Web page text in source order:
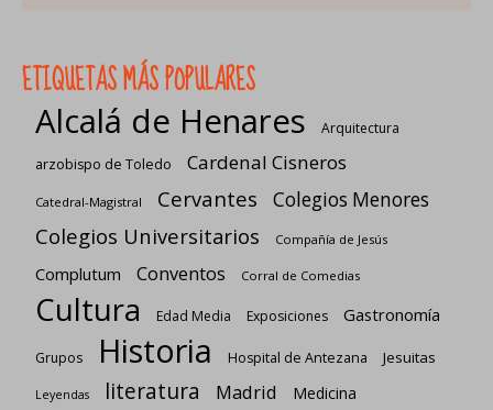
ETIQUETAS MÁS POPULARES
Alcalá de Henares
Arquitectura
arzobispo de Toledo
Cardenal Cisneros
Catedral-Magistral Cervantes Colegios Menores
Colegios Universitarios Compañía de Jesús
Complutum Conventos Corral de Comedias
Cultura Edad Media Exposiciones Gastronomía
Grupos Historia Hospital de Antezana Jesuitas
Leyendas literatura Madrid Medicina